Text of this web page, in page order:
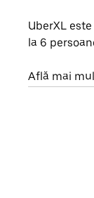
UberXL
la 6
Află mai